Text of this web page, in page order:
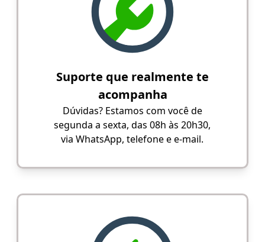
Suporte que realmente te
acompanha
Dúvidas? Estamos com você de
segunda a sexta, das 08h às 20h30,
via WhatsApp, telefone e e-mail.